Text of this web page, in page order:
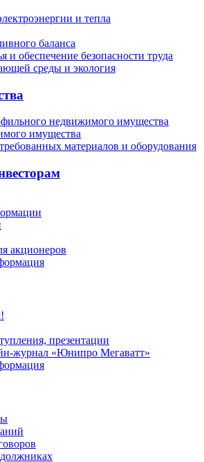
и тепла
баланса
и обеспечение безопасности труда
среды и экология
недвижимого имущества
имущества
материалов и оборудования
акционеров
презентации
журнал «Юнипро Мегаватт»